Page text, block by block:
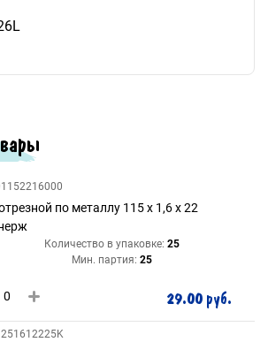
по металлу 115 х 1,6 х 22
Количество в упаковке: 25
Мин. партия: 25
29.00 руб.